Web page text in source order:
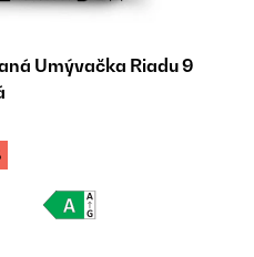
Umývačka Riadu 9